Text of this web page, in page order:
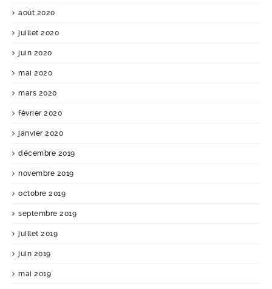
août 2020
juillet 2020
juin 2020
mai 2020
mars 2020
février 2020
janvier 2020
décembre 2019
novembre 2019
octobre 2019
septembre 2019
juillet 2019
juin 2019
mai 2019